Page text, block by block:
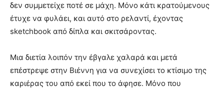
δεν συμμετείχε ποτέ σε μάχη. Μόνο κάτι κρατούμενους
έτυχε να φυλάει, και αυτό στο ρελαντί, έχοντας
sketchbook από δίπλα και σκιτσάροντας.
Μια διετία λοιπόν την έβγαλε χαλαρά και μετά
επέστρεψε στην Βιέννη για να συνεχίσει το κτίσιμο της
καριέρας του από εκεί που το άφησε. Μόνο που